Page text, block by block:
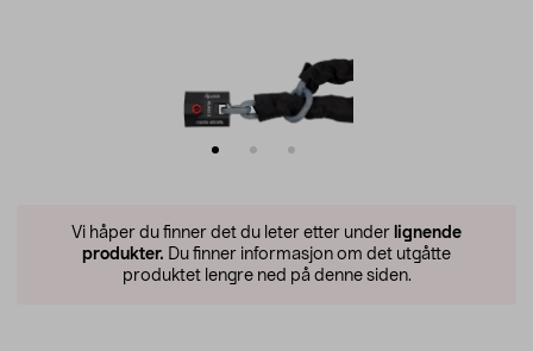
Vi håper du finner det du leter etter under lignende
produkter. Du finner informasjon om det utgåtte
produktet lengre ned på denne siden.